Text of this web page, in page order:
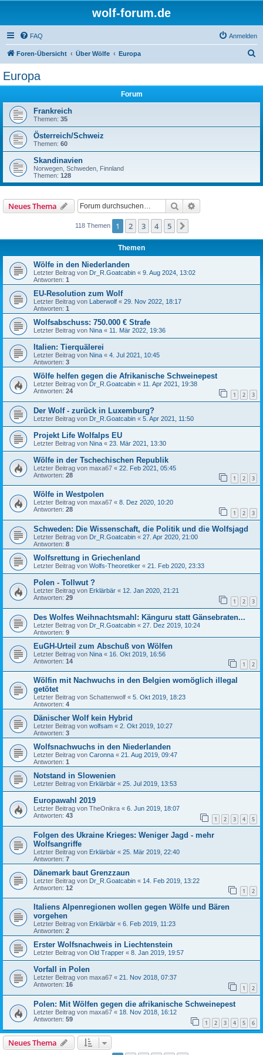
wolf-forum.de
FAQ Anmelden
Foren-Übersicht Über Wölfe Europa
Europa
Forum
Frankreich
Themen: 35
Österreich/Schweiz
Themen: 60
Skandinavien
Norwegen, Schweden, Finnland
Themen: 128
Neues Thema Suche
118 Themen 1 2 3 4 5
Themen
Wölfe in den Niederlanden
Letzter Beitrag von Dr_R.Goatcabin « 9. Aug 2024, 13:02
Antworten: 1
EU-Resolution zum Wolf
Letzter Beitrag von Laberwolf « 29. Nov 2022, 18:17
Antworten: 1
Wolfsabschuss: 750.000 € Strafe
Letzter Beitrag von Nina « 11. Mär 2022, 19:36
Italien: Tierquälerei
Letzter Beitrag von Nina « 4. Jul 2021, 10:45
Antworten: 3
Wölfe helfen gegen die Afrikanische Schweinepest
Letzter Beitrag von Dr_R.Goatcabin « 11. Apr 2021, 19:38
Antworten: 24 1 2 3
Der Wolf - zurück in Luxemburg?
Letzter Beitrag von Dr_R.Goatcabin « 5. Apr 2021, 11:50
Projekt Life Wolfalps EU
Letzter Beitrag von Nina « 23. Mär 2021, 13:30
Wölfe in der Tschechischen Republik
Letzter Beitrag von maxa67 « 22. Feb 2021, 05:45
Antworten: 28 1 2 3
Wölfe in Westpolen
Letzter Beitrag von maxa67 « 8. Dez 2020, 10:20
Antworten: 28 1 2 3
Schweden: Die Wissenschaft, die Politik und die Wolfsjagd
Letzter Beitrag von Dr_R.Goatcabin « 27. Apr 2020, 21:00
Antworten: 8
Wolfsrettung in Griechenland
Letzter Beitrag von Wolfs-Theoretiker « 21. Feb 2020, 23:33
Polen - Tollwut ?
Letzter Beitrag von Erklärbär « 12. Jan 2020, 21:21
Antworten: 29 1 2 3
Des Wolfes Weihnachtsmahl: Känguru statt Gänsebraten...
Letzter Beitrag von Dr_R.Goatcabin « 27. Dez 2019, 10:24
Antworten: 9
EuGH-Urteil zum Abschuß von Wölfen
Letzter Beitrag von Nina « 16. Okt 2019, 16:56
Antworten: 14 1 2
Wölfin mit Nachwuchs in den Belgien womöglich illegal
getötet
Letzter Beitrag von Schattenwolf « 5. Okt 2019, 18:23
Antworten: 4
Dänischer Wolf kein Hybrid
Letzter Beitrag von wolfsam « 2. Okt 2019, 10:27
Antworten: 3
Wolfsnachwuchs in den Niederlanden
Letzter Beitrag von Caronna « 21. Aug 2019, 09:47
Antworten: 1
Notstand in Slowenien
Letzter Beitrag von Erklärbär « 25. Jul 2019, 13:53
Europawahl 2019
Letzter Beitrag von TheOnikra « 6. Jun 2019, 18:07
Antworten: 43 1 2 3 4 5
Folgen des Ukraine Krieges: Weniger Jagd - mehr
Wolfsangriffe
Letzter Beitrag von Erklärbär « 25. Mär 2019, 22:40
Antworten: 7
Dänemark baut Grenzzaun
Letzter Beitrag von Dr_R.Goatcabin « 14. Feb 2019, 13:22
Antworten: 12 1 2
Italiens Alpenregionen wollen gegen Wölfe und Bären
vorgehen
Letzter Beitrag von Erklärbär « 6. Feb 2019, 11:23
Antworten: 2
Erster Wolfsnachweis in Liechtenstein
Letzter Beitrag von Old Trapper « 8. Jan 2019, 19:57
Vorfall in Polen
Letzter Beitrag von maxa67 « 21. Nov 2018, 07:37
Antworten: 16 1 2
Polen: Mit Wölfen gegen die afrikanische Schweinepest
Letzter Beitrag von maxa67 « 18. Nov 2018, 16:12
Antworten: 59 1 2 3 4 5 6
Neues Thema